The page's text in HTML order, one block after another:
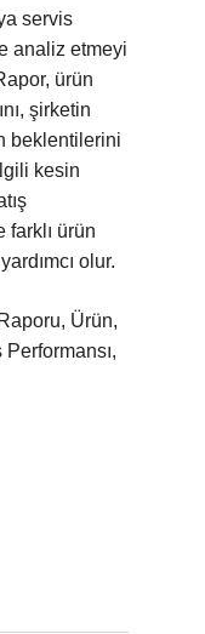
servis
analiz etmeyi
ürün
şirketin
beklentilerini
kesin
farklı ürün
olur.
Ürün,